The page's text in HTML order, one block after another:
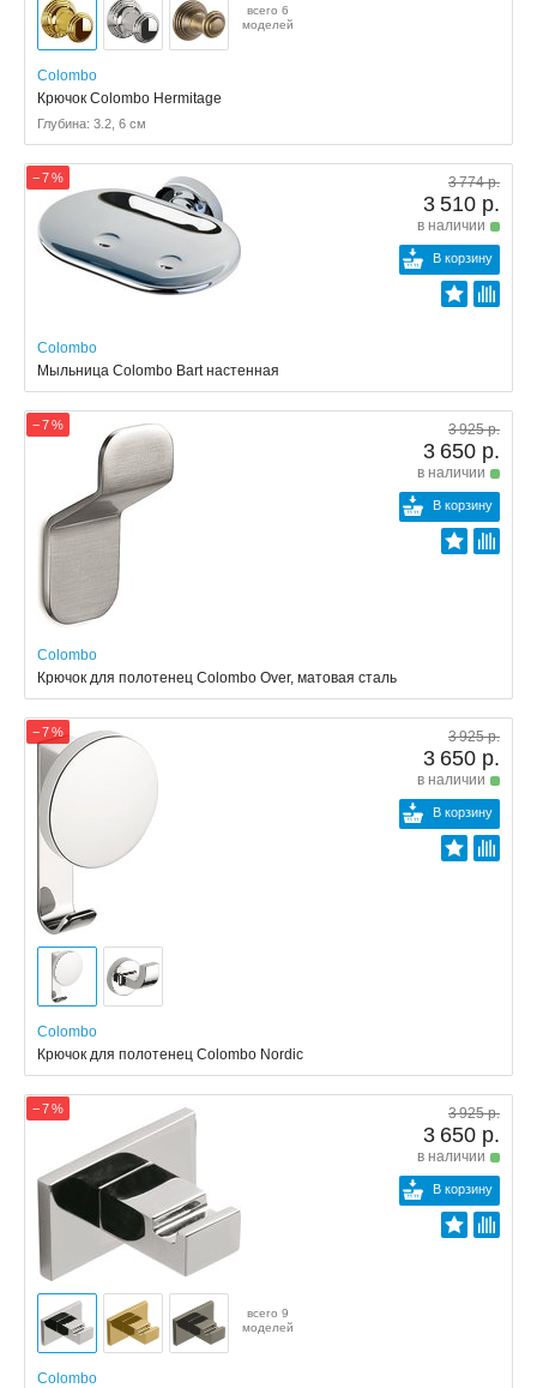
всего 6
моделей
Colombo
Крючок Colombo Hermitage
Глубина: 3.2, 6 см
− 7 % 3 774 р.
3 510 р.
в наличии
В корзину
Colombo
Мыльница Colombo Bart настенная
− 7 % 3 925 р.
3 650 р.
в наличии
В корзину
Colombo
Крючок для полотенец Colombo Over, матовая сталь
− 7 % 3 925 р.
3 650 р.
в наличии
В корзину
Colombo
Крючок для полотенец Colombo Nordic
− 7 % 3 925 р.
3 650 р.
в наличии
В корзину
всего 9
моделей
Colombo